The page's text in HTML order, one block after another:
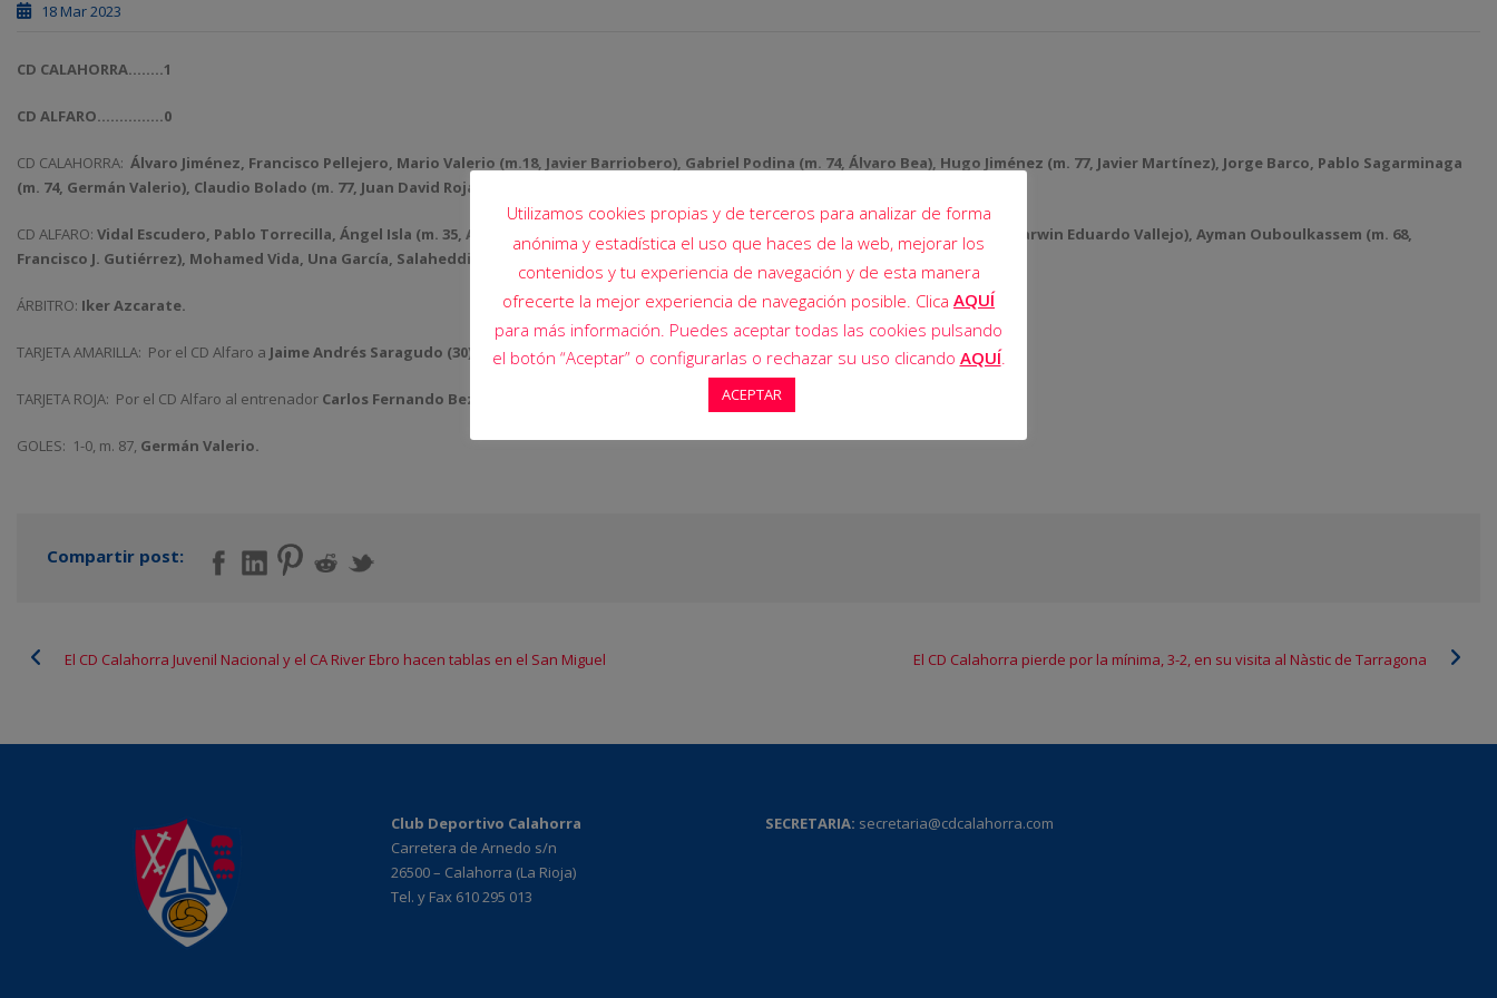
18 Mar 2023
CD CALAHORRA……..1
CD ALFARO……………0
CD CALAHORRA: Álvaro Jiménez, Francisco Pellejero, Mario Valerio (m.18, Javier Barriobero), Gabriel Podina (m. 74, Álvaro Bea), Hugo Jiménez (m. 77, Javier Martínez), Jorge Barco, Pablo Sagarminaga
(m. 74, Germán Valerio), Claudio Bolado (m. 77, Juan David Rojas), David Mendive, Alex Madorrrán y Adrián Gabilondo.
CD ALFARO: Vidal Escudero, Pablo Torrecilla, Ángel Isla (m. 35, Adam Charef), Pablo Martínez, Jaime Andrés Saragudo, Raúl Pérez (m. 55, Darwin Eduardo Vallejo), Ayman Ouboulkassem (m. 68,
Francisco J. Gutiérrez), Mohamed Vida, Una García, Salaheddine El Asad (m. 55, Yeray Bermejo) y Mario Llorente.
ÁRBITRO: Iker Azcarate.
TARJETA AMARILLA: Por el CD Alfaro a Jaime Andrés Saragudo (30) y Adam Charef (43).
TARJETA ROJA: Por el CD Alfaro al entrenador Carlos Fernando Bezerra (89).
GOLES: 1-0, m. 87, Germán Valerio.
Compartir post:
El CD Calahorra Juvenil Nacional y el CA River Ebro hacen tablas en el San Miguel El CD Calahorra pierde por la mínima, 3-2, en su visita al Nàstic de Tarragona
Club Deportivo Calahorra
Carretera de Arnedo s/n
26500 – Calahorra (La Rioja)
Tel. y Fax 610 295 013
SECRETARIA: secretaria@cdcalahorra.com
Utilizamos cookies propias y de terceros para analizar de forma
anónima y estadística el uso que haces de la web, mejorar los
contenidos y tu experiencia de navegación y de esta manera
ofrecerte la mejor experiencia de navegación posible. Clica AQUÍ
para más información. Puedes aceptar todas las cookies pulsando
el botón “Aceptar” o configurarlas o rechazar su uso clicando AQUÍ.
ACEPTAR